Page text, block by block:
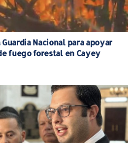
Nacional para apoyar
fuego forestal en Cayey